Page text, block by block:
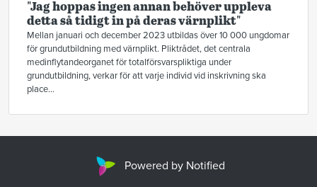
"Jag hoppas ingen annan behöver uppleva
detta så tidigt in på deras värnplikt"
Mellan januari och december 2023 utbildas över 10 000 ungdomar
för grundutbildning med värnplikt. Pliktrådet, det centrala
medinflytandeorganet för totalförsvarspliktiga under
grundutbildning, verkar för att varje individ vid inskrivning ska
place...
Powered by Notified